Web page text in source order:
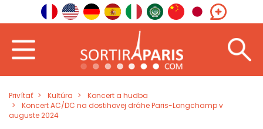
Privítať Kultúra
Koncert a hudba
Koncert AC/DC na dostihovej dráhe Paris-Longchamp v
auguste 2024